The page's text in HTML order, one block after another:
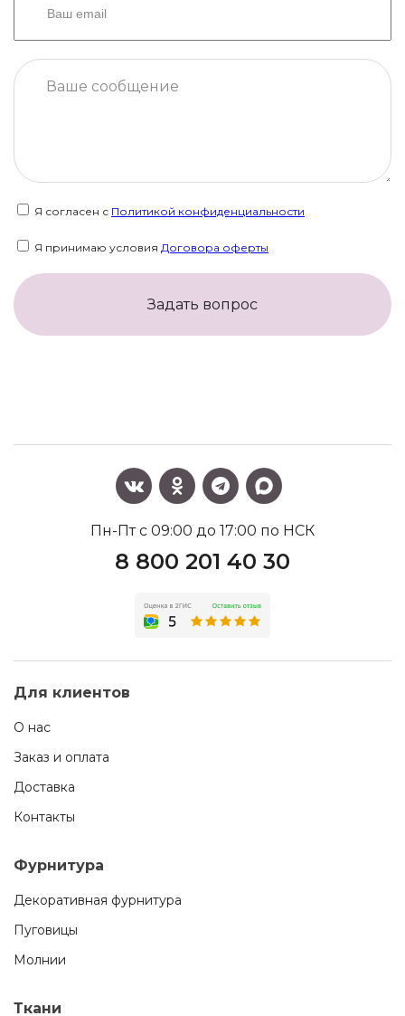
Я согласен с Политикой конфиденциальности
Я принимаю условия Договора оферты
Задать вопрос
Пн-Пт с 09:00 до 17:00 по НСК
8 800 201 40 30
Для клиентов
О нас
Заказ и оплата
Доставка
Контакты
Фурнитура
Декоративная фурнитура
Пуговицы
Молнии
Ткани